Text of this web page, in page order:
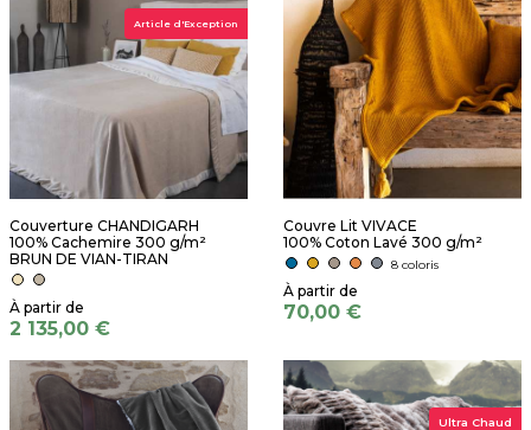
Article d'Exception
Couverture CHANDIGARH
100% Cachemire 300 g/m²
BRUN DE VIAN-TIRAN
2 135,00 €
Couvre Lit VIVACE
100% Coton Lavé 300 g/m²
8 coloris
70,00 €
Ultra Chaud